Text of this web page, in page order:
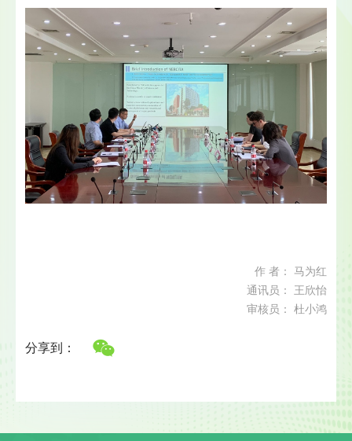
作 者： 马为红
通讯员： 王欣怡
审核员： 杜小鸿
分享到：